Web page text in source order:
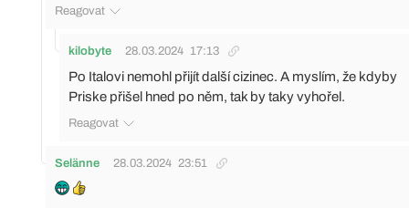
Reagovat
kilobyte 28.03.2024 17:13
Po Italovi nemohl přijít další cizinec. A myslím, že kdyby
Priske přišel hned po něm, tak by taky vyhořel.
Reagovat
Selänne 28.03.2024 23:51